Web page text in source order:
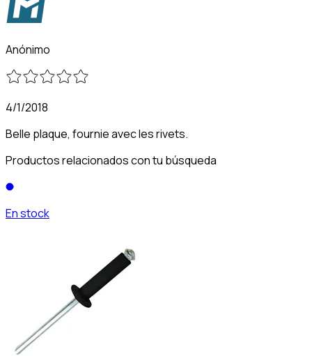
Anónimo
4/1/2018
Belle plaque, fournie avec les rivets.
Productos relacionados con tu búsqueda
En stock